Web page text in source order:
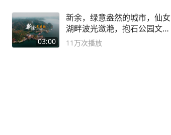
03:00
新余，绿意盎然的城市，仙女
湖畔波光潋滟，抱石公园文化
深邃……
11万次播放